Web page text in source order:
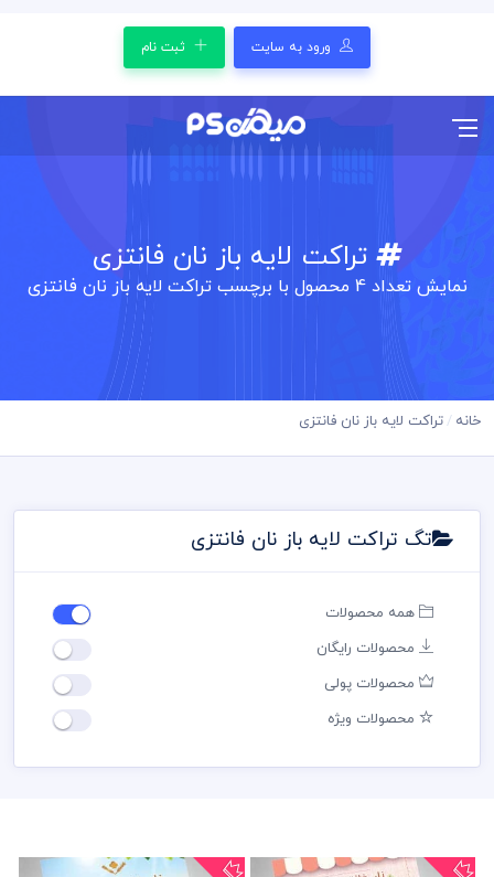
ورود به سایت ثبت نام
تراکت لایه باز نان فانتزی
نمایش تعداد4 محصول با برچسب تراکت لایه باز نان فانتزی
خانه تراکت لایه باز نان فانتزی
تگ تراکت لایه باز نان فانتزی
همه محصولات
محصولات رایگان
محصولات پولی
محصولات ویژه